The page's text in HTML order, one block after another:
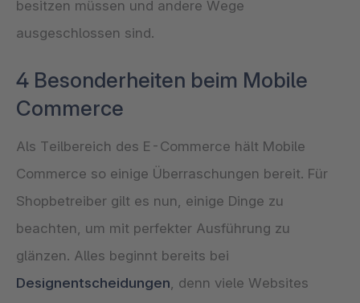
besitzen müssen und andere Wege
ausgeschlossen sind.
4 Besonderheiten beim Mobile
Commerce
Als Teilbereich des E-Commerce hält Mobile
Commerce so einige Überraschungen bereit. Für
Shopbetreiber gilt es nun, einige Dinge zu
beachten, um mit perfekter Ausführung zu
glänzen. Alles beginnt bereits bei
Designentscheidungen, denn viele Websites